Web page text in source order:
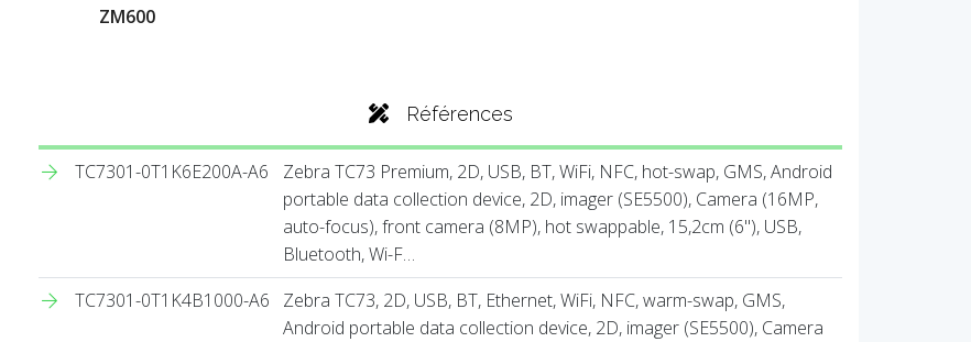
ZM600
Références
TC7301-0T1K6E200A-A6
Zebra TC73 Premium, 2D, USB, BT, WiFi, NFC, hot-swap, GMS, Android
portable data collection device, 2D, imager (SE5500), Camera (16MP,
auto-focus), front camera (8MP), hot swappable, 15,2cm (6''), USB,
Bluetooth, Wi-F…
TC7301-0T1K4B1000-A6
Zebra TC73, 2D, USB, BT, Ethernet, WiFi, NFC, warm-swap, GMS,
Android portable data collection device, 2D, imager (SE5500), Camera